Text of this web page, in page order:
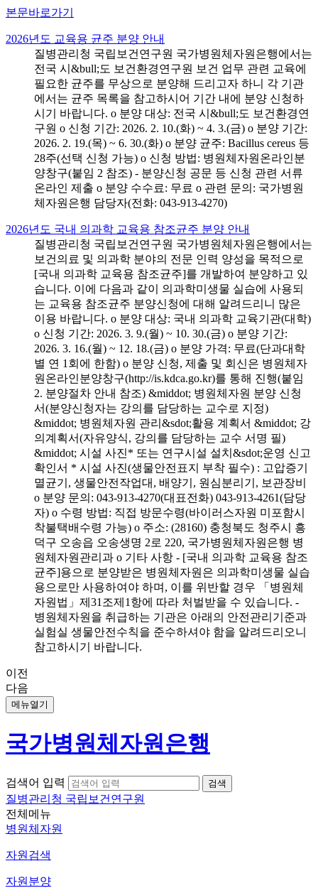
본문바로가기
2026년도 교육용 균주 분양 안내
질병관리청 국립보건연구원 국가병원체자원은행에서는
전국 시&bull;도 보건환경연구원 보건 업무 관련 교육에
필요한 균주를 무상으로 분양해 드리고자 하니 각 기관
에서는 균주 목록을 참고하시어 기간 내에 분양 신청하
시기 바랍니다. o 분양 대상: 전국 시&bull;도 보건환경연
구원 o 신청 기간: 2026. 2. 10.(화) ~ 4. 3.(금) o 분양 기간:
2026. 2. 19.(목) ~ 6. 30.(화) o 분양 균주: Bacillus cereus 등
28주(선택 신청 가능) o 신청 방법: 병원체자원온라인분
양창구(붙임 2 참조) - 분양신청 공문 등 신청 관련 서류
온라인 제출 o 분양 수수료: 무료 o 관련 문의: 국가병원
체자원은행 담당자(전화: 043-913-4270)
2026년도 국내 의과학 교육용 참조균주 분양 안내
질병관리청 국립보건연구원 국가병원체자원은행에서는
보건의료 및 의과학 분야의 전문 인력 양성을 목적으로
[국내 의과학 교육용 참조균주]를 개발하여 분양하고 있
습니다. 이에 다음과 같이 의과학미생물 실습에 사용되
는 교육용 참조균주 분양신청에 대해 알려드리니 많은
이용 바랍니다. o 분양 대상: 국내 의과학 교육기관(대학)
o 신청 기간: 2026. 3. 9.(월) ~ 10. 30.(금) o 분양 기간:
2026. 3. 16.(월) ~ 12. 18.(금) o 분양 가격: 무료(단과대학
별 연 1회에 한함) o 분양 신청, 제출 및 회신은 병원체자
원온라인분양창구(http://is.kdca.go.kr)를 통해 진행(붙임
2. 분양절차 안내 참조) &middot; 병원체자원 분양 신청
서(분양신청자는 강의를 담당하는 교수로 지정)
&middot; 병원체자원 관리&sdot;활용 계획서 &middot; 강
의계획서(자유양식, 강의를 담당하는 교수 서명 필)
&middot; 시설 사진* 또는 연구시설 설치&sdot;운영 신고
확인서 * 시설 사진(생물안전표지 부착 필수) : 고압증기
멸균기, 생물안전작업대, 배양기, 원심분리기, 보관장비
o 분양 문의: 043-913-4270(대표전화) 043-913-4261(담당
자) o 수령 방법: 직접 방문수령(바이러스자원 미포함시
착불택배수령 가능) o 주소: (28160) 충청북도 청주시 흥
덕구 오송읍 오송생명 2로 220, 국가병원체자원은행 병
원체자원관리과 o 기타 사항 - [국내 의과학 교육용 참조
균주]용으로 분양받은 병원체자원은 의과학미생물 실습
용으로만 사용하여야 하며, 이를 위반할 경우 「병원체
자원법」제31조제1항에 따라 처벌받을 수 있습니다. -
병원체자원을 취급하는 기관은 아래의 안전관리기준과
실험실 생물안전수칙을 준수하셔야 함을 알려드리오니
참고하시기 바랍니다.
이전
다음
메뉴열기
국가병원체자원은행
검색어 입력
질병관리청 국립보건연구원
전체메뉴
병원체자원
자원검색
자원분양